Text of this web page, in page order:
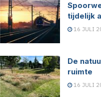
tijdelijk
16 JULI
De
ruimte
16 JULI